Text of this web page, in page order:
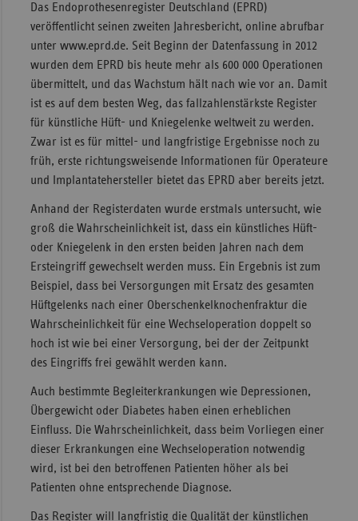
teilen
Das Endoprothesenregister Deutschland (EPRD)
veröffentlicht seinen zweiten Jahresbericht, online abrufbar
unter www.eprd.de. Seit Beginn der Datenfassung in 2012
wurden dem EPRD bis heute mehr als 600 000 Operationen
übermittelt, und das Wachstum hält nach wie vor an. Damit
ist es auf dem besten Weg, das fallzahlenstärkste Register
für künstliche Hüft- und Kniegelenke weltweit zu werden.
Zwar ist es für mittel- und langfristige Ergebnisse noch zu
früh, erste richtungsweisende Informationen für Operateure
und Implantatehersteller bietet das EPRD aber bereits jetzt.
Anhand der Registerdaten wurde erstmals untersucht, wie
groß die Wahrscheinlichkeit ist, dass ein künstliches Hüft-
oder Kniegelenk in den ersten beiden Jahren nach dem
Ersteingriff gewechselt werden muss. Ein Ergebnis ist zum
Beispiel, dass bei Versorgungen mit Ersatz des gesamten
Hüftgelenks nach einer Oberschenkelknochenfraktur die
Wahrscheinlichkeit für eine Wechseloperation doppelt so
hoch ist wie bei einer Versorgung, bei der der Zeitpunkt
des Eingriffs frei gewählt werden kann.
Auch bestimmte Begleiterkrankungen wie Depressionen,
Übergewicht oder Diabetes haben einen erheblichen
Einfluss. Die Wahrscheinlichkeit, dass beim Vorliegen einer
dieser Erkrankungen eine Wechseloperation notwendig
wird, ist bei den betroffenen Patienten höher als bei
Patienten ohne entsprechende Diagnose.
Das Register will langfristig die Qualität der künstlichen